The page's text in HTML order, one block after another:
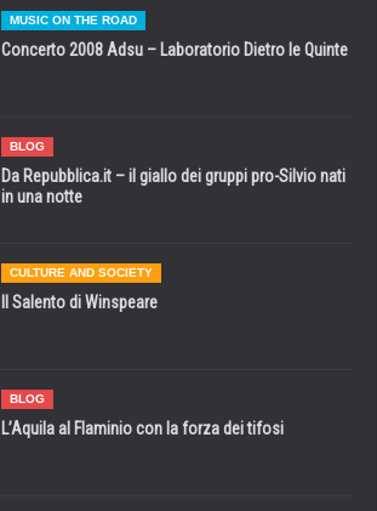
MUSIC ON THE ROAD
Concerto 2008 Adsu – Laboratorio Dietro le Quinte
BLOG
Da Repubblica.it – il giallo dei gruppi pro-Silvio nati
in una notte
CULTURE AND SOCIETY
Il Salento di Winspeare
BLOG
L’Aquila al Flaminio con la forza dei tifosi